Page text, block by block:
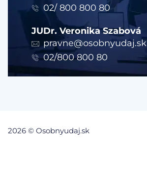
02/ 800 800 80
JUDr. Veronika Szabová
pravne@osobnyudaj.sk
02/800 800 80
2026 © Osobnyudaj.sk